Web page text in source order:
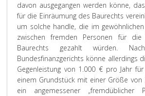
davon ausgegangen werden könne,
für die Einräumung des Baurechts
um solche handle, die im
zwischen fremden Personen für die
Baurechts gezahlt würden.
Bundesfinanzgerichts könne allerdings
Gegenleistung von 1.000 € pro Jahr
einem Grundstück mit einer Größe von
ein angemessener „fremdüblicher